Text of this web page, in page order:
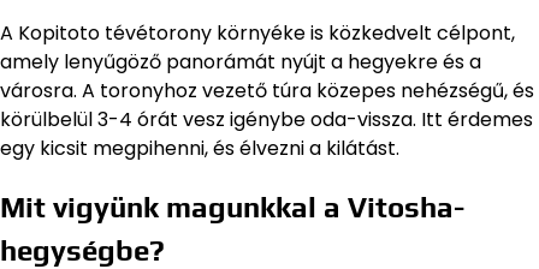
A Kopitoto tévétorony környéke is közkedvelt célpont,
amely lenyűgöző panorámát nyújt a hegyekre és a
városra. A toronyhoz vezető túra közepes nehézségű, és
körülbelül 3-4 órát vesz igénybe oda-vissza. Itt érdemes
egy kicsit megpihenni, és élvezni a kilátást.
Mit vigyünk magunkkal a Vitosha-
hegységbe?